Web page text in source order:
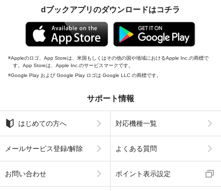
dブックアプリのダウンロードはコチラ
Appleのロゴ、App Storeは、米国もしくはその他の国や地域におけるApple Inc.の商標で
す。App Storeは、Apple Inc.のサービスマークです。
Google Play および Google Play ロゴは Google LLC の商標です。
サポート情報
はじめての方へ 対応機種一覧
メールサービス登録/解除 よくある質問
お問い合わせ ポイント表示設定